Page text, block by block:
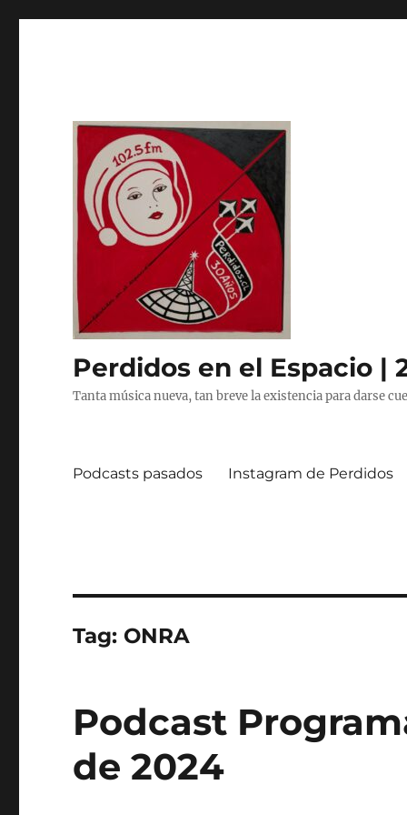
Perdidos en el Espacio |
Tanta música nueva, tan breve la existencia para darse
Podcasts pasados Instagram de Perdidos
Tag: ONRA
Podcast
de 2024